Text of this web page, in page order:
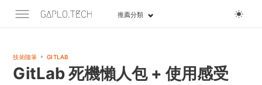
推薦分類
技術隨筆 + GITLAB
GitLab 死機懶人包 + 使用感受